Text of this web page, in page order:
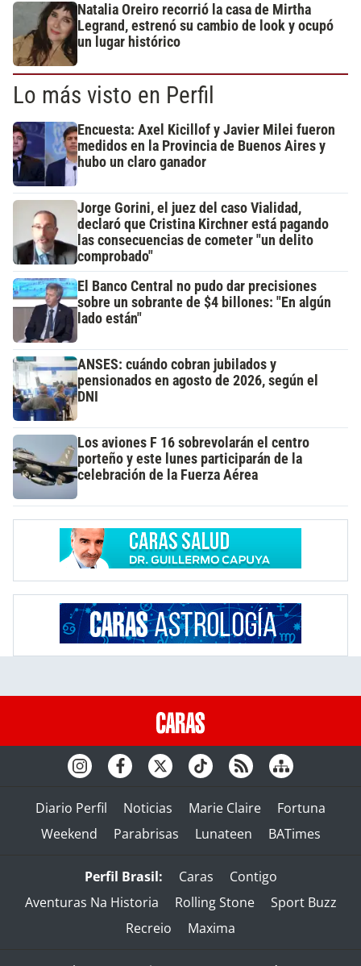
Natalia Oreiro recorrió la casa de Mirtha
Legrand, estrenó su cambio de look y ocupó
un lugar histórico
Lo más visto en Perfil
Encuesta: Axel Kicillof y Javier Milei fueron
medidos en la Provincia de Buenos Aires y
hubo un claro ganador
Jorge Gorini, el juez del caso Vialidad,
declaró que Cristina Kirchner está pagando
las consecuencias de cometer "un delito
comprobado"
El Banco Central no pudo dar precisiones
sobre un sobrante de $4 billones: "En algún
lado están"
ANSES: cuándo cobran jubilados y
pensionados en agosto de 2026, según el
DNI
Los aviones F 16 sobrevolarán el centro
porteño y este lunes participarán de la
celebración de la Fuerza Aérea
Diario Perfil Noticias Marie Claire
Fortuna
Weekend
Parabrisas Lunateen BATimes
Perfil Brasil: Caras
Contigo
Aventuras Na Historia
Rolling Stone
Sport Buzz
Recreio
Maxima